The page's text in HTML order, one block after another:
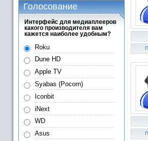
Голосование
Интерфейс для медиаплееров
какого производителя вам
кажется наиболее удобным?
Roku
Dune HD
Apple TV
Syabas (Pocorn)
Iconbit
iNext
WD
Asus